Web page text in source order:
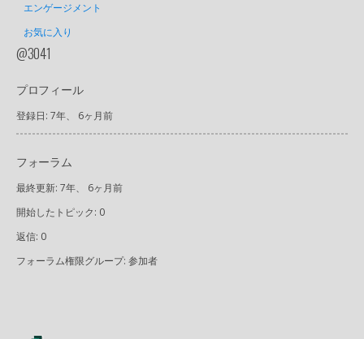
エンゲージメント
お気に入り
@3041
プロフィール
登録日: 7年、 6ヶ月前
フォーラム
最終更新: 7年、 6ヶ月前
開始したトピック: 0
返信: 0
フォーラム権限グループ: 参加者